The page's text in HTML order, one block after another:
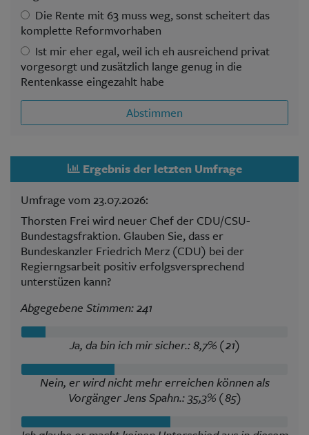
Die Rente mit 63 muss weg, sonst scheitert das
komplette Reformvorhaben
Ist mir eher egal, weil ich eh ausreichend privat
vorgesorgt und zusätzlich lange genug in die
Rentenkasse eingezahlt habe
Abstimmen
Ergebnis der letzten Umfrage
Umfrage vom 23.07.2026:
Thorsten Frei wird neuer Chef der CDU/CSU-
Bundestagsfraktion. Glauben Sie, dass er
Bundeskanzler Friedrich Merz (CDU) bei der
Regierngsarbeit positiv erfolgsversprechend
unterstüzen kann?
Abgegebene Stimmen: 241
Ja, da bin ich mir sicher.: 8,7% (21)
Nein, er wird nicht mehr erreichen können als
Vorgänger Jens Spahn.: 35,3% (85)